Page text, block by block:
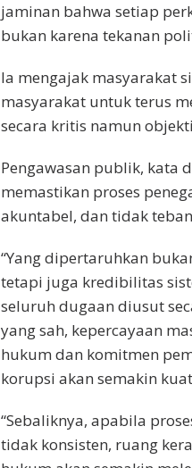
jaminan bahwa setiap
bukan karena tekanan
Ia mengajak masyarakat
masyarakat untuk terus
secara kritis namun
Pengawasan publik, kata
memastikan proses
akuntabel, dan tidak
“Yang dipertaruhkan
tetapi juga kredibilitas
seluruh dugaan diusut
yang sah, kepercayaan
hukum dan komitmen
korupsi akan semakin
“Sebaliknya, apabila
tidak konsisten, ruang